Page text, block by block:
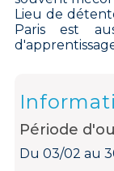
Lieu de
Paris est
Période
Du 03/02 au